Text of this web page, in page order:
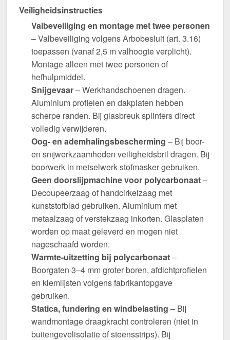
Veiligheidsinstructies
Valbeveiliging en montage met twee personen
– Valbeveiliging volgens Arbobesluit (art. 3.16)
toepassen (vanaf 2,5 m valhoogte verplicht).
Montage alleen met twee personen of
hefhulpmiddel.
Snijgevaar– Werkhandschoenen dragen.
Aluminium profielen en dakplaten hebben
scherpe randen. Bij glasbreuk splinters direct
volledig verwijderen.
Oog- en ademhalingsbescherming – Bij boor-
en snijwerkzaamheden veiligheidsbril dragen. Bij
boorwerk in metselwerk stofmasker gebruiken.
Geen doorslijpmachine voor polycarbonaat–
Decoupeerzaag of handcirkelzaag met
kunststofblad gebruiken. Aluminium met
metaalzaag of verstekzaag inkorten. Glasplaten
worden op maat geleverd en mogen niet
nageschaafd worden.
Warmte-uitzetting bij polycarbonaat–
Boorgaten 3–4 mm groter boren, afdichtprofielen
en klemlijsten volgens fabrikantopgave
gebruiken.
Statica, fundering en windbelasting – Bij
wandmontage draagkracht controleren (niet in
buitengevelisolatie of steensstrips). Bij